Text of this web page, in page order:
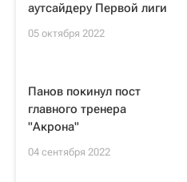
аутсайдеру Первой лиги
05 октября 2022
Панов покинул пост
главного тренера
"Акрона"
04 сентября 2022